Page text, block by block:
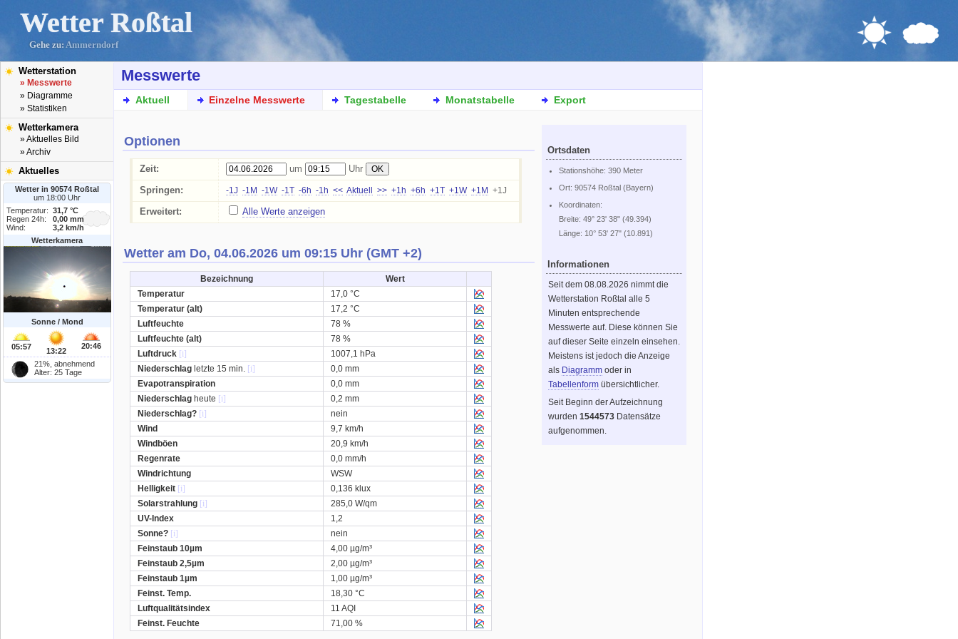
Wetter Roßtal
Gehe zu: Ammerndorf
Wetterstation
» Messwerte
» Diagramme
» Statistiken
Wetterkamera
» Aktuelles Bild
» Archiv
Aktuelles
Wetter in 90574 Roßtal
um 18:00 Uhr
Temperatur:
31,7 °C
Regen 24h:
0,00 mm
Wind:
3,2 km/h
Wetterkamera
Sonne / Mond
05:57 13:22
20:46
21%, abnehmend
Alter: 25 Tage
Messwerte
Aktuell Einzelne Messwerte Tagestabelle Monatstabelle Export
Ortsdaten
Stationshöhe: 390 Meter
Ort: 90574 Roßtal (Bayern)
Koordinaten:
Breite: 49° 23' 38" (49.394)
Länge: 10° 53' 27" (10.891)
Informationen
Seit dem 08.08.2026 nimmt die
Wetterstation Roßtal alle 5
Minuten entsprechende
Messwerte auf. Diese können Sie
auf dieser Seite einzeln einsehen.
Meistens ist jedoch die Anzeige
als Diagramm oder in
Tabellenform übersichtlicher.
Seit Beginn der Aufzeichnung
wurden 1544573 Datensätze
aufgenommen.
Optionen
Zeit: um
Uhr
Springen:
-1J -1M -1W -1T -6h -1h << Aktuell >> +1h +6h +1T +1W +1M +1J
Erweitert: Alle Werte anzeigen
Wetter am Do, 04.06.2026 um 09:15 Uhr (GMT +2)
Bezeichnung
Wert
Temperatur
17,0 °C
Temperatur (alt)
17,2 °C
Luftfeuchte
78 %
Luftfeuchte (alt)
78 %
Luftdruck [i]
1007,1 hPa
Niederschlag letzte 15 min. [i]
0,0 mm
Evapotranspiration
0,0 mm
Niederschlag heute [i]
0,2 mm
Niederschlag? [i]
nein
Wind
9,7 km/h
Windböen
20,9 km/h
Regenrate
0,0 mm/h
Windrichtung
WSW
Helligkeit [i]
0,136 klux
Solarstrahlung [i]
285,0 W/qm
UV-Index
1,2
Sonne? [i]
nein
Feinstaub 10µm
4,00 µg/m³
Feinstaub 2,5µm
2,00 µg/m³
Feinstaub 1µm
1,00 µg/m³
Feinst. Temp.
18,30 °C
Luftqualitätsindex
11 AQI
Feinst. Feuchte
71,00 %